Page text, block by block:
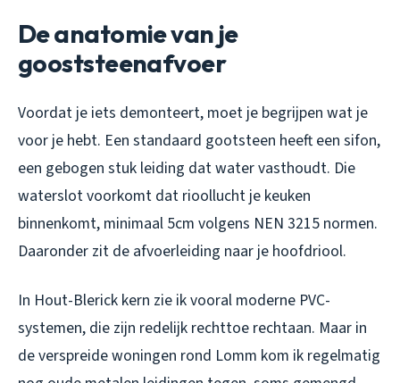
De anatomie van je
gooststeenafvoer
Voordat je iets demonteert, moet je begrijpen wat je
voor je hebt. Een standaard gootsteen heeft een sifon,
een gebogen stuk leiding dat water vasthoudt. Die
waterslot voorkomt dat rioollucht je keuken
binnenkomt, minimaal 5cm volgens NEN 3215 normen.
Daaronder zit de afvoerleiding naar je hoofdriool.
In Hout-Blerick kern zie ik vooral moderne PVC-
systemen, die zijn redelijk rechttoe rechtaan. Maar in
de verspreide woningen rond Lomm kom ik regelmatig